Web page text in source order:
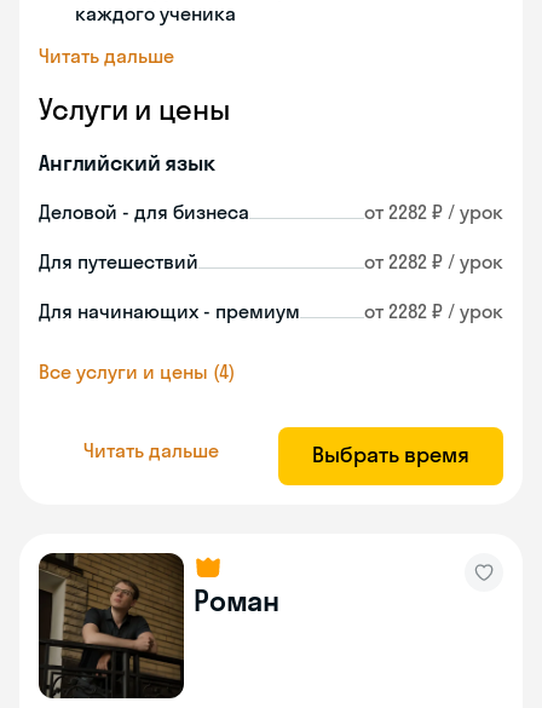
каждого ученика
Читать дальше
Услуги и цены
Английский язык
Деловой - для бизнеса от 2282 ₽ / урок
Для путешествий от 2282 ₽ / урок
Для начинающих - премиум от 2282 ₽ / урок
Все услуги и цены (4)
Читать дальше Выбрать время
Роман